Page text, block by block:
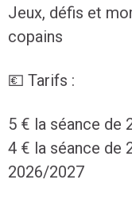
Jeux, défis et
copains
💶 Tarifs :
5 € la séance de
4 € la séance de
2026/2027